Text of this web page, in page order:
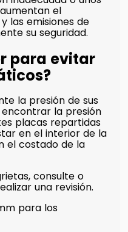
el
las emisiones de
su seguridad.
para evitar
la presión de sus
la presión
placas repartidas
en el interior de la
el costado de la
consulte o
una revisión.
para los